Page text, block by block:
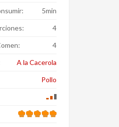
5min
4
4
A la Cacerola
Pollo